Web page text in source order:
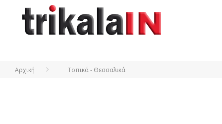
Αρχική Τοπικά - Θεσσαλικά